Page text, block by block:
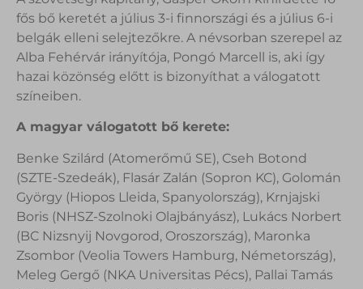
fős bő keretét a július 3-i finnországi és a július 6-i
belgák elleni selejtezőkre. A névsorban szerepel az
Alba Fehérvár irányítója, Pongó Marcell is, aki így
hazai közönség előtt is bizonyíthat a válogatott
színeiben.
A magyar válogatott bő kerete:
Benke Szilárd (Atomerőmű SE), Cseh Botond
(SZTE-Szedeák), Flasár Zalán (Sopron KC), Golomán
György (Hiopos Lleida, Spanyolország), Krnjajski
Boris (NHSZ-Szolnoki Olajbányász), Lukács Norbert
(BC Nizsnyij Novgorod, Oroszország), Maronka
Zsombor (Veolia Towers Hamburg, Németország),
Meleg Gergő (NKA Universitas Pécs), Pallai Tamás